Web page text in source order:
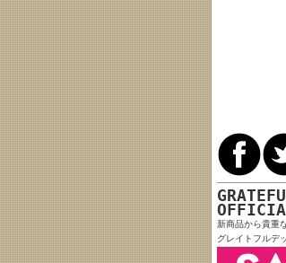
新商品から貴重
グレイトフルデ